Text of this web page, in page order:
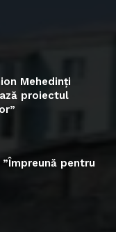
Mehedinți
proiectul
pentru